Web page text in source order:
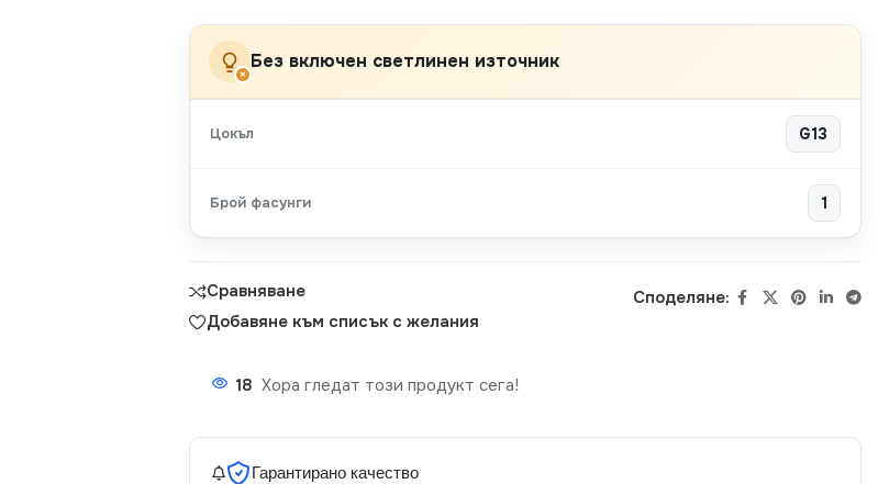
×
Без включен светлинен източник
Цокъл G13
Брой фасунги 1
Сравняване
Добавяне към списък с желания
Споделяне:
18 Хора гледат този продукт сега!
Гарантирано качество